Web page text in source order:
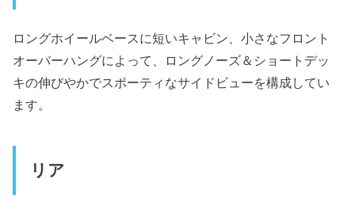
ロングホイールベースに短いキャビン、小さなフロント
オーバーハングによって、ロングノーズ＆ショートデッ
キの伸びやかでスポーティなサイドビューを構成してい
ます。
リア